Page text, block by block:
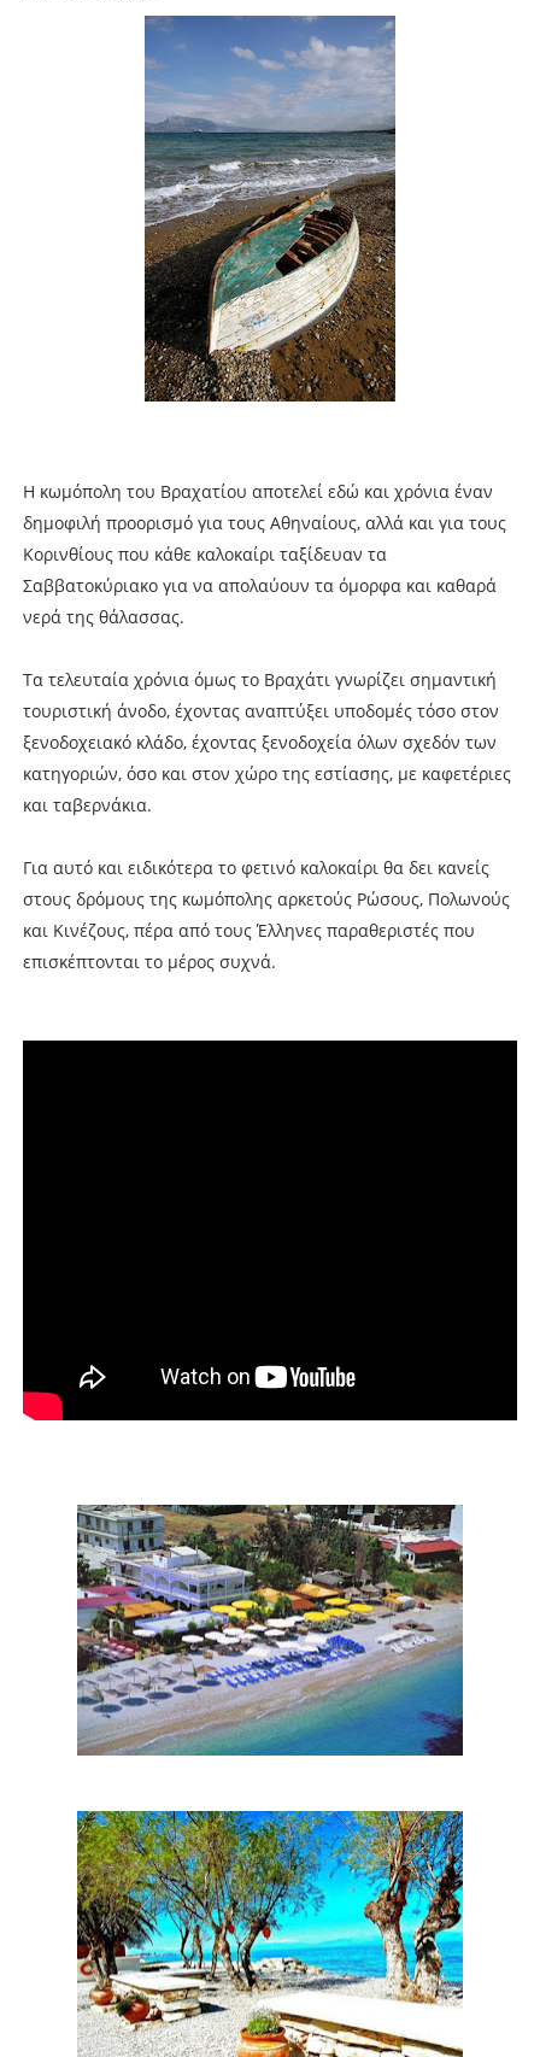
Η κωμόπολη του Βραχατίου αποτελεί εδώ και χρόνια έναν
δημοφιλή προορισμό για τους Αθηναίους, αλλά και για τους
Κορινθίους που κάθε καλοκαίρι ταξίδευαν τα
Σαββατοκύριακο για να απολαύουν τα όμορφα και καθαρά
νερά της θάλασσας.
Τα τελευταία χρόνια όμως το Βραχάτι γνωρίζει σημαντική
τουριστική άνοδο, έχοντας αναπτύξει υποδομές τόσο στον
ξενοδοχειακό κλάδο, έχοντας ξενοδοχεία όλων σχεδόν των
κατηγοριών, όσο και στον χώρο της εστίασης, με καφετέριες
και ταβερνάκια.
Για αυτό και ειδικότερα το φετινό καλοκαίρι θα δει κανείς
στους δρόμους της κωμόπολης αρκετούς Ρώσους, Πολωνούς
και Κινέζους, πέρα από τους Έλληνες παραθεριστές που
επισκέπτονται το μέρος συχνά.